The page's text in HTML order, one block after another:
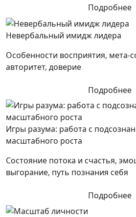
Подробнее
Невербальный имидж лидера
Особенности восприятия, мета-
авторитет, доверие
Подробнее
Игры разума: работа с
масштабного роста
Состояние потока и счастья,
выгорание, путь познания себя
Подробнее